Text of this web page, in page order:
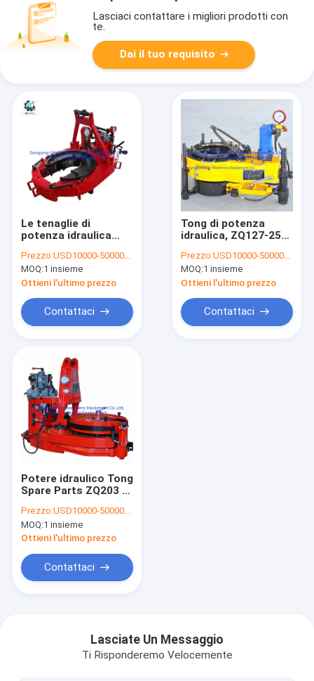
Lasciaci contattare i migliori prodotti con
te.
Dai il tuo requisito
Le tenaglie di
potenza idraulica
l'acciaio legato 20"
per la trivellazione
dell'olio
Prezzo:USD10000-50000/piece
MOQ:1 insieme
Ottieni l'ultimo prezzo
Contattaci
Tong di potenza
idraulica, ZQ127-25Y
potenza Tong
Prezzo:USD10000-50000/piece
MOQ:1 insieme
Ottieni l'ultimo prezzo
Contattaci
Potere idraulico Tong
Spare Parts ZQ203 -
perforazione
dell'acciaio legato
Prezzo:USD10000-50000/piece
MOQ:1 insieme
Ottieni l'ultimo prezzo
Contattaci
Lasciate Un Messaggio
Ti Risponderemo Velocemente